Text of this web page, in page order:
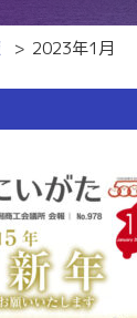
サポ」
ー
料相談窓口）
2023年1月